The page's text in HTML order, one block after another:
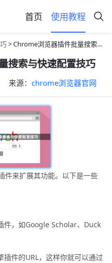
首页 使用教程
> Chrome浏览器插件批量搜索与快速配置技巧
搜索与快速配置技巧
来源： chrome浏览器官网
件来扩展其功能。以下是一些
件，如Google Scholar、Duck
插件的URL，这样你就可以通过